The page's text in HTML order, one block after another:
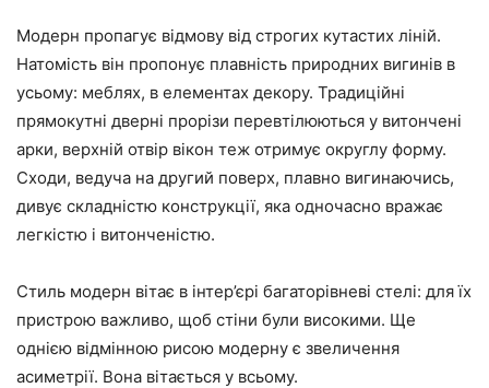
Модерн пропагує відмову від строгих кутастих ліній.
Натомість він пропонує плавність природних вигинів в
усьому: меблях, в елементах декору. Традиційні
прямокутні дверні прорізи перевтілюються у витончені
арки, верхній отвір вікон теж отримує округлу форму.
Сходи, ведуча на другий поверх, плавно вигинаючись,
дивує складністю конструкції, яка одночасно вражає
легкістю і витонченістю.
Стиль модерн вітає в інтер’єрі багаторівневі стелі: для їх
пристрою важливо, щоб стіни були високими. Ще
однією відмінною рисою модерну є звеличення
асиметрії. Вона вітається у всьому.